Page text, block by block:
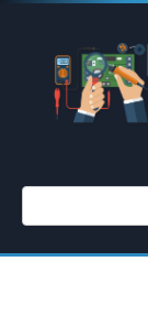
Перейти
контенту
Поиск: